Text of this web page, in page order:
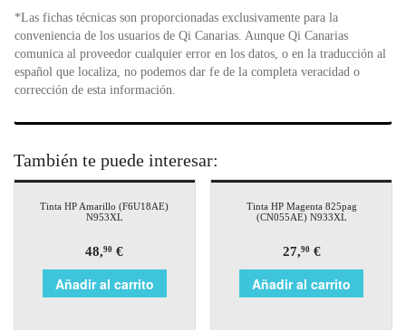
*Las fichas técnicas son proporcionadas exclusivamente para la
conveniencia de los usuarios de Qi Canarias. Aunque Qi Canarias
comunica al proveedor cualquier error en los datos, o en la traducción al
español que localiza, no podemos dar fe de la completa veracidad o
corrección de esta información.
También te puede interesar:
Tinta HP Amarillo (F6U18AE)
N953XL
48,90 €
Añadir al carrito
Tinta HP Magenta 825pag
(CN055AE) N933XL
27,90€
Añadir al carrito